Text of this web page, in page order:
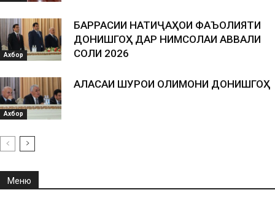
Ахбор
БАРРАСИИ НАТИҶАҲОИ ФАЪОЛИЯТИ
ДОНИШГОҲ ДАР НИМСОЛАИ АВВАЛИ
СОЛИ 2026
Ахбор
АЛАСАИ ШУРОИ ОЛИМОНИ ДОНИШГОҲ
Меню